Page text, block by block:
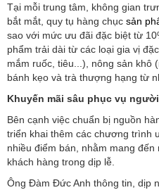
Tại mỗi trung tâm, không gian
bắt mắt, quy tụ hàng chục sản
sao với mức ưu đãi đặc biệt từ
phẩm trải dài từ các loại gia vị
mắm ruốc, tiêu...), nông sản khô
bánh kẹo và trà thượng hạng từ
Khuyến mãi sâu phục vụ
Bên cạnh việc chuẩn bị nguồn
triển khai thêm các chương trình
nhiều điểm bán, nhằm mang
khách hàng trong dịp lễ.
Ông Đàm Đức Anh thông tin, dịp